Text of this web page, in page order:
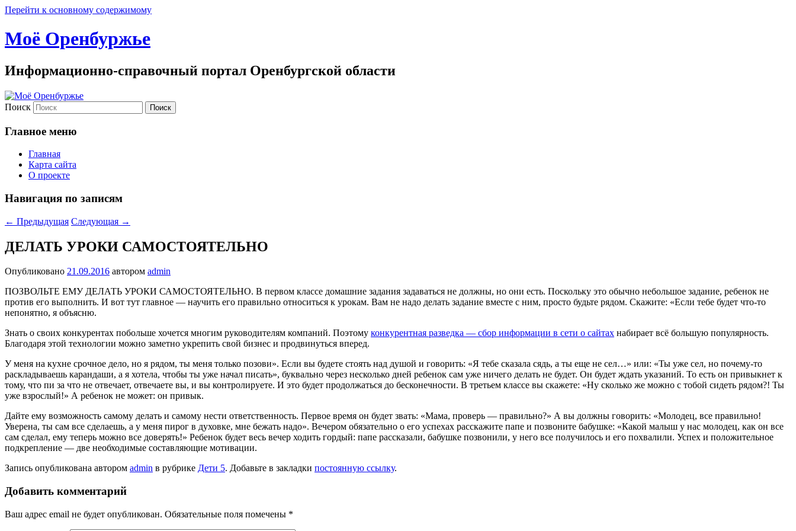
Перейти к основному содержимому
Моё Оренбуржье
Информационно-справочный портал Оренбургской области
Поиск
Главное меню
Главная
Карта сайта
О проекте
Навигация по записям
← Предыдущая Следующая →
ДЕЛАТЬ УРОКИ САМОСТОЯ­ТЕЛЬНО
Опубликовано 21.09.2016 автором admin
ПОЗВОЛЬТЕ ЕМУ ДЕЛАТЬ УРОКИ САМОСТОЯ­ТЕЛЬНО. В первом классе домашние задания задаваться не должны, но они есть. Поскольку это обычно неболь­шое задание, ребенок не
против его выполнить. И вот тут главное — научить его правильно относиться к уро­кам. Вам не надо делать задание вместе с ним, просто будьте рядом. Скажите: «Если тебе будет что-то
непонят­но, я объясню.
Знать о своих конкурентах побольше хочется многим руководителям компаний. Поэтому конкурентная разведка — сбор информации в сети о сайтах набирает всё большую популярность.
Благодаря этой технологии можно заметно укрепить свой бизнес и продвинуться вперед.
У меня на кухне срочное дело, но я рядом, ты меня только позови». Если вы будете стоять над ду­шой и говорить: «Я тебе сказала сядь, а ты еще не сел…» или: «Ты уже сел, но почему-то
раскладываешь каранда­ши, а я хотела, чтобы ты уже начал писать», буквально через несколько дней ребенок сам уже ничего делать не будет. Он будет ждать указаний. То есть он привыкнет к
тому, что пи за что не отвечает, отвечаете вы, и вы кон­тролируете. И это будет продолжать­ся до бесконечности. В третьем клас­се вы скажете: «Ну сколько же можно с тобой сидеть рядом?! Ты
уже взрос­лый!» А ребенок не может: он привык.
Дайте ему возможность самому де­лать и самому нести ответственность. Первое время он будет звать: «Мама, проверь — правильно?» А вы должны говорить: «Молодец, все правильно!
Уверена, ты сам все сделаешь, а у меня пирог в духовке, мне бежать надо». Вечером обязательно о его успехах расскажите папе и позвоните бабушке: «Какой малыш у нас молодец, как он все
сам сделал, ему теперь можно все доверять!» Ребенок будет весь вечер ходить гордый: папе рассказали, бабушке позвонили, у него все получи­лось и его похвалили. Успех и положительное
подкрепле­ние — две необходимые составляющие мотивации.
Запись опубликована автором admin в рубрике Дети 5. Добавьте в закладки постоянную ссылку.
Добавить комментарий
Ваш адрес email не будет опубликован. Обязательные поля помечены *